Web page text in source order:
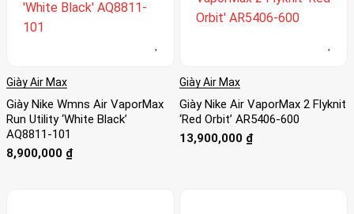
Giày Air Max
Giày Nike Wmns Air VaporMax
Run Utility ‘White Black’
AQ8811-101
8,900,000 ₫
Giày Air Max
Giày Nike Air VaporMax 2 Flyknit
‘Red Orbit’ AR5406-600
13,900,000 ₫